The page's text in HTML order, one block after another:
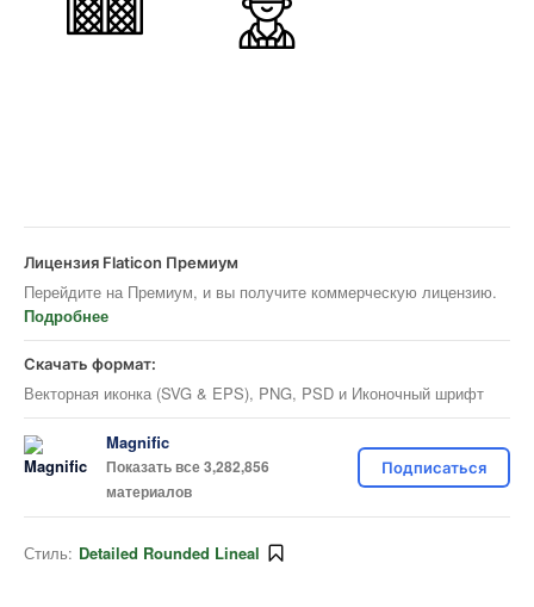
Лицензия Flaticon Премиум
Перейдите на Премиум, и вы получите коммерческую лицензию.
Подробнее
Скачать формат:
Векторная иконка (SVG & EPS), PNG, PSD и Иконочный шрифт
Magnific
Показать все 3,282,856
материалов
Подписаться
Стиль: Detailed Rounded Lineal